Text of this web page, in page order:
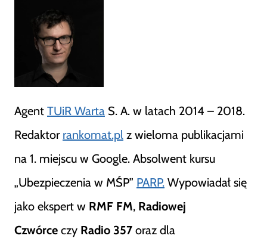
Agent TUiR Warta S. A. w latach 2014 – 2018.
Redaktor rankomat.pl z wieloma publikacjami
na 1. miejscu w Google. Absolwent kursu
„Ubezpieczenia w MŚP” PARP. Wypowiadał się
jako ekspert w RMF FM, Radiowej
Czwórce czy Radio 357 oraz dla